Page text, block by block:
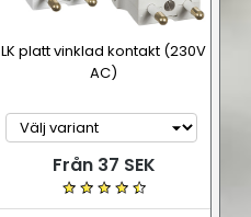
LK platt vinklad kontakt (230V
AC)
Från 37 SEK